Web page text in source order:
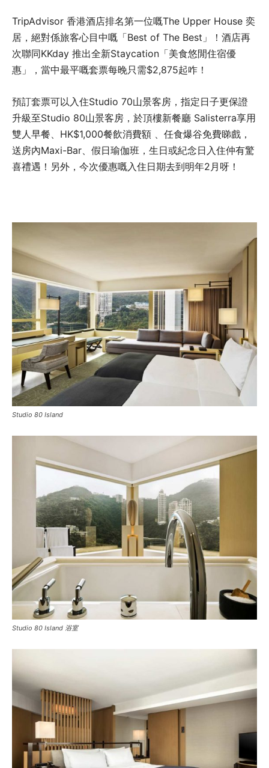
TripAdvisor 香港酒店排名第一位嘅The Upper House 奕
居，絕對係旅客心目中嘅「Best of The Best」！酒店再
次聯同KKday 推出全新Staycation「美食悠閒住宿優
惠」，當中最平嘅套票每晚只需$2,875起咋！
預訂套票可以入住Studio 70山景客房，指定日子更保證
升級至Studio 80山景客房， 於頂樓新餐廳 Salisterra享用
雙人早餐、HK$1,000餐飲消費額 、任食爆谷免費睇戲，
送房內Maxi-Bar、假日瑜伽班，生日或紀念日入住仲有驚
喜禮遇！另外，今次優惠嘅入住日期去到明年2月呀！
Studio 80 Island
Studio 80 Island 浴室